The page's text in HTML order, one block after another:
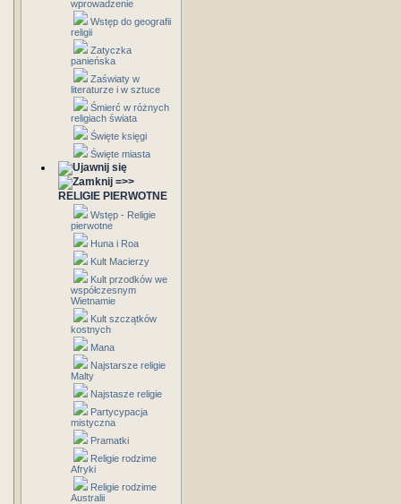
wprowadzenie
Wstęp do geografii
religii
Zatyczka
panieńska
Zaświaty w
literaturze i w sztuce
Śmierć w różnych
religiach świata
Święte księgi
Święte miasta
=>>
RELIGIE PIERWOTNE
Wstęp - Religie
pierwotne
Huna i Roa
Kult Macierzy
Kult przodków we
współczesnym
Wietnamie
Kult szczątków
kostnych
Mana
Najstarsze religie
Malty
Najstasze religie
Partycypacja
mistyczna
Pramatki
Religie rodzime
Afryki
Religie rodzime
Australii